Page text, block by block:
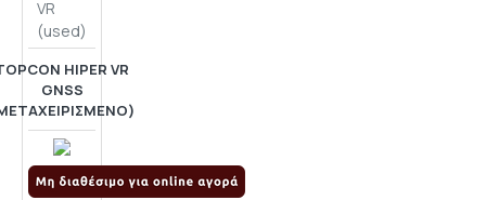
VR
(used)
HIPER VR
GNSS